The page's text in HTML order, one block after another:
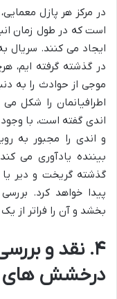
در مرکز هر پازل
است که در طول زمان
ایجاد می کنند.
در گذشته گرفته ایم،
موجی از حوادث را به
اطرافیانمان را شکل
اندی گفته است، با
و اندی را مجبور به
بیننده یادآوری می
گذشته گریخت و دیر یا
پیدا خواهد کرد.
بخشد و آن را فراتر از
۴. نقد و
درخشش های